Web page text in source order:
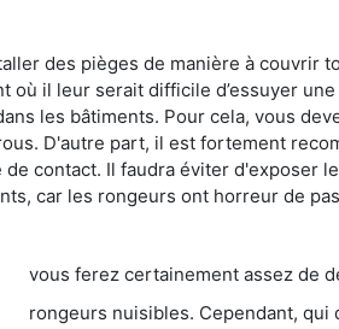
des pièges de manière à couvrir
il leur serait difficile d’essuyer
les bâtiments. Pour cela, vous
D'autre part, il est fortement
contact. Il faudra éviter d'exposer
car les rongeurs ont horreur de
vous ferez certainement assez de dégâts au
rongeurs nuisibles. Cependant, qui dit produit toxique dit